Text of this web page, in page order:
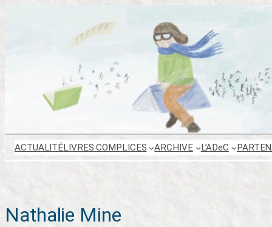
ACTUALITÉLIVRES COMPLICES ARCHIVE L’ADeC
Nathalie Mine